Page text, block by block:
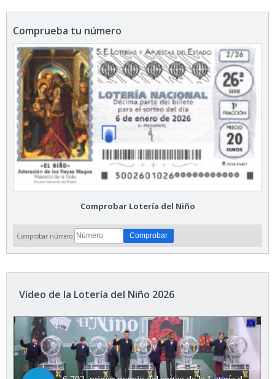
Comprueba tu número
Comprobar Lotería del Niño
Comprobar número:
Vídeo de la Lotería del Niño 2026